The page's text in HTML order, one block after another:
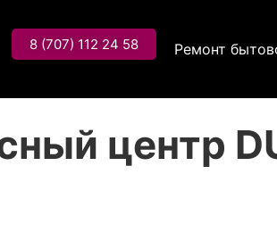
Ремонт
8 (707) 112 24 58
центр